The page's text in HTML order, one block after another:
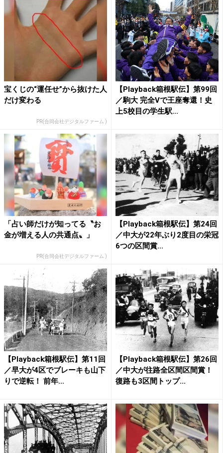
宝くじの“運任せ”から抜けた人
だけ変わる
PR(合同会社デジタルファーム )
【Playback箱根駅伝】第99回
／駒大 完全Vで王座奪還！史
上5校目の学生駅...
「占い師だけが知ってる〝お
金が増える人の共通点〟」
PR(合同会社デジタルファーム )
【Playback箱根駅伝】第24回
／中大が22年ぶり2度目の栄冠
6つの区間賞...
【Playback箱根駅伝】第11回
／早大が4区でブレーキも山下
りで逆転！ 前年...
【Playback箱根駅伝】第26回
／中大が往路全区間区間賞！
復路も3区間トップ...